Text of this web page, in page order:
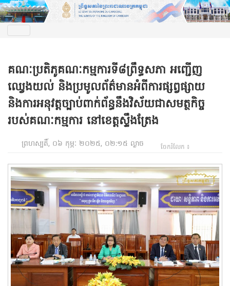
គណៈប្រតិភូគណៈកម្មការទី៨ព្រឹទ្ធសភា អញ្ជើញ
ឈ្វេងយល់ និងប្រមូលព័ត៌មានអំពីការផ្សព្វផ្សាយ
និងការអនុវត្តច្បាប់ពាក់ព័ន្ធនឹងវិស័យជាសមត្ថកិច្ច
របស់គណៈកម្មការ នៅខេត្តស្ទឹងត្រែង
ព្រហស្បតិ៍, ០៦ កុម្ភៈ ២០២៥, ០២:១៥ ល្ងាច ចែករំលែក ៖